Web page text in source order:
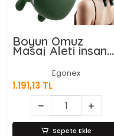
Boyun Omuz
Masaj Aleti insan
Eli Görünümlü Kas
Masaj Aleti
Egonex
1.191,13 TL
Sepete Ekle